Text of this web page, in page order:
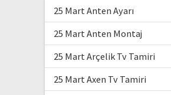
25 Mart Anten Ayarı
25 Mart Anten Montaj
25 Mart Arçelik Tv Tamiri
25 Mart Axen Tv Tamiri